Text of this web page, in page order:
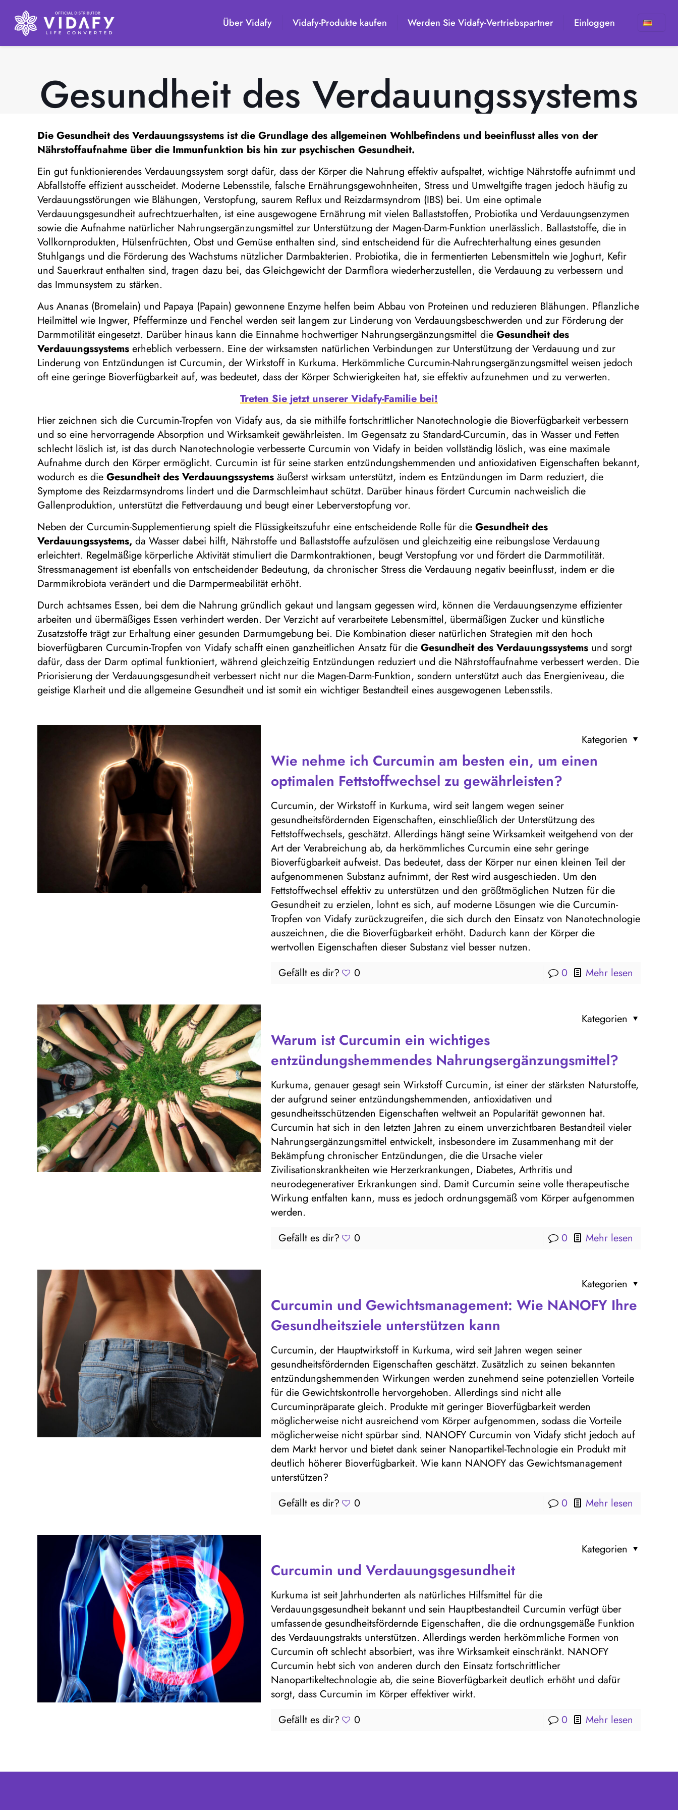
Über Vidafy Vidafy-Produkte kaufen Werden Sie Vidafy-Vertriebspartner Einloggen
Gesundheit des Verdauungssystems
DieGesundheit des Verdauungssystems ist die Grundlage des allgemeinen Wohlbefindens und beeinflusst alles von der
Nährstoffaufnahme über die Immunfunktion bis hin zur psychischen Gesundheit.
Ein gut funktionierendes Verdauungssystem sorgt dafür, dass der Körper die Nahrung effektiv aufspaltet, wichtige Nährstoffe aufnimmt und
Abfallstoffe effizient ausscheidet. Moderne Lebensstile, falsche Ernährungsgewohnheiten, Stress und Umweltgifte tragen jedoch häufig zu
Verdauungsstörungen wie Blähungen, Verstopfung, saurem Reflux und Reizdarmsyndrom (IBS) bei. Um eine optimale
Verdauungsgesundheit aufrechtzuerhalten, ist eine ausgewogene Ernährung mit vielen Ballaststoffen, Probiotika und Verdauungsenzymen
sowie die Aufnahme natürlicher Nahrungsergänzungsmittel zur Unterstützung der Magen-Darm-Funktion unerlässlich. Ballaststoffe, die in
Vollkornprodukten, Hülsenfrüchten, Obst und Gemüse enthalten sind, sind entscheidend für die Aufrechterhaltung eines gesunden
Stuhlgangs und die Förderung des Wachstums nützlicher Darmbakterien. Probiotika, die in fermentierten Lebensmitteln wie Joghurt, Kefir
und Sauerkraut enthalten sind, tragen dazu bei, das Gleichgewicht der Darmflora wiederherzustellen, die Verdauung zu verbessern und
das Immunsystem zu stärken.
Aus Ananas (Bromelain) und Papaya (Papain) gewonnene Enzyme helfen beim Abbau von Proteinen und reduzieren Blähungen. Pflanzliche
Heilmittel wie Ingwer, Pfefferminze und Fenchel werden seit langem zur Linderung von Verdauungsbeschwerden und zur Förderung der
Darmmotilität eingesetzt. Darüber hinaus kann die Einnahme hochwertiger Nahrungsergänzungsmittel dieGesundheit des
Verdauungssystems erheblich verbessern. Eine der wirksamsten natürlichen Verbindungen zur Unterstützung der Verdauung und zur
Linderung von Entzündungen ist Curcumin, der Wirkstoff in Kurkuma. Herkömmliche Curcumin-Nahrungsergänzungsmittel weisen jedoch
oft eine geringe Bioverfügbarkeit auf, was bedeutet, dass der Körper Schwierigkeiten hat, sie effektiv aufzunehmen und zu verwerten.
Treten Sie jetzt unserer Vidafy-Familie bei!
Hier zeichnen sich die Curcumin-Tropfen von Vidafy aus, da sie mithilfe fortschrittlicher Nanotechnologie die Bioverfügbarkeit verbessern
und so eine hervorragende Absorption und Wirksamkeit gewährleisten. Im Gegensatz zu Standard-Curcumin, das in Wasser und Fetten
schlecht löslich ist, ist das durch Nanotechnologie verbesserte Curcumin von Vidafy in beiden vollständig löslich, was eine maximale
Aufnahme durch den Körper ermöglicht. Curcumin ist für seine starken entzündungshemmenden und antioxidativen Eigenschaften bekannt,
wodurch es dieGesundheit des Verdauungssystems äußerst wirksam unterstützt, indem es Entzündungen im Darm reduziert, die
Symptome des Reizdarmsyndroms lindert und die Darmschleimhaut schützt. Darüber hinaus fördert Curcumin nachweislich die
Gallenproduktion, unterstützt die Fettverdauung und beugt einer Leberverstopfung vor.
Neben der Curcumin-Supplementierung spielt die Flüssigkeitszufuhr eine entscheidende Rolle für dieGesundheit des
Verdauungssystems, da Wasser dabei hilft, Nährstoffe und Ballaststoffe aufzulösen und gleichzeitig eine reibungslose Verdauung
erleichtert. Regelmäßige körperliche Aktivität stimuliert die Darmkontraktionen, beugt Verstopfung vor und fördert die Darmmotilität.
Stressmanagement ist ebenfalls von entscheidender Bedeutung, da chronischer Stress die Verdauung negativ beeinflusst, indem er die
Darmmikrobiota verändert und die Darmpermeabilität erhöht.
Durch achtsames Essen, bei dem die Nahrung gründlich gekaut und langsam gegessen wird, können die Verdauungsenzyme effizienter
arbeiten und übermäßiges Essen verhindert werden. Der Verzicht auf verarbeitete Lebensmittel, übermäßigen Zucker und künstliche
Zusatzstoffe trägt zur Erhaltung einer gesunden Darmumgebung bei. Die Kombination dieser natürlichen Strategien mit den hoch
bioverfügbaren Curcumin-Tropfen von Vidafy schafft einen ganzheitlichen Ansatz für dieGesundheit des Verdauungssystems und sorgt
dafür, dass der Darm optimal funktioniert, während gleichzeitig Entzündungen reduziert und die Nährstoffaufnahme verbessert werden. Die
Priorisierung der Verdauungsgesundheit verbessert nicht nur die Magen-Darm-Funktion, sondern unterstützt auch das Energieniveau, die
geistige Klarheit und die allgemeine Gesundheit und ist somit ein wichtiger Bestandteil eines ausgewogenen Lebensstils.
Kategorien
Wie nehme ich Curcumin am besten ein, um einen
optimalen Fettstoffwechsel zu gewährleisten?
Curcumin, der Wirkstoff in Kurkuma, wird seit langem wegen seiner
gesundheitsfördernden Eigenschaften, einschließlich der Unterstützung des
Fettstoffwechsels, geschätzt. Allerdings hängt seine Wirksamkeit weitgehend von der
Art der Verabreichung ab, da herkömmliches Curcumin eine sehr geringe
Bioverfügbarkeit aufweist. Das bedeutet, dass der Körper nur einen kleinen Teil der
aufgenommenen Substanz aufnimmt, der Rest wird ausgeschieden. Um den
Fettstoffwechsel effektiv zu unterstützen und den größtmöglichen Nutzen für die
Gesundheit zu erzielen, lohnt es sich, auf moderne Lösungen wie die Curcumin-
Tropfen von Vidafy zurückzugreifen, die sich durch den Einsatz von Nanotechnologie
auszeichnen, die die Bioverfügbarkeit erhöht. Dadurch kann der Körper die
wertvollen Eigenschaften dieser Substanz viel besser nutzen.
Gefällt es dir?
0 0 Mehr lesen
Kategorien
Warum ist Curcumin ein wichtiges
entzündungshemmendes Nahrungsergänzungsmittel?
Kurkuma, genauer gesagt sein Wirkstoff Curcumin, ist einer der stärksten Naturstoffe,
der aufgrund seiner entzündungshemmenden, antioxidativen und
gesundheitsschützenden Eigenschaften weltweit an Popularität gewonnen hat.
Curcumin hat sich in den letzten Jahren zu einem unverzichtbaren Bestandteil vieler
Nahrungsergänzungsmittel entwickelt, insbesondere im Zusammenhang mit der
Bekämpfung chronischer Entzündungen, die die Ursache vieler
Zivilisationskrankheiten wie Herzerkrankungen, Diabetes, Arthritis und
neurodegenerativer Erkrankungen sind. Damit Curcumin seine volle therapeutische
Wirkung entfalten kann, muss es jedoch ordnungsgemäß vom Körper aufgenommen
werden.
Gefällt es dir?
0 0 Mehr lesen
Kategorien
Curcumin und Gewichtsmanagement: Wie NANOFY Ihre
Gesundheitsziele unterstützen kann
Curcumin, der Hauptwirkstoff in Kurkuma, wird seit Jahren wegen seiner
gesundheitsfördernden Eigenschaften geschätzt. Zusätzlich zu seinen bekannten
entzündungshemmenden Wirkungen werden zunehmend seine potenziellen Vorteile
für die Gewichtskontrolle hervorgehoben. Allerdings sind nicht alle
Curcuminpräparate gleich. Produkte mit geringer Bioverfügbarkeit werden
möglicherweise nicht ausreichend vom Körper aufgenommen, sodass die Vorteile
möglicherweise nicht spürbar sind. NANOFY Curcumin von Vidafy sticht jedoch auf
dem Markt hervor und bietet dank seiner Nanopartikel-Technologie ein Produkt mit
deutlich höherer Bioverfügbarkeit. Wie kann NANOFY das Gewichtsmanagement
unterstützen?
Gefällt es dir?
0 0 Mehr lesen
Kategorien
Curcumin und Verdauungsgesundheit
Kurkuma ist seit Jahrhunderten als natürliches Hilfsmittel für die
Verdauungsgesundheit bekannt und sein Hauptbestandteil Curcumin verfügt über
umfassende gesundheitsfördernde Eigenschaften, die die ordnungsgemäße Funktion
des Verdauungstrakts unterstützen. Allerdings werden herkömmliche Formen von
Curcumin oft schlecht absorbiert, was ihre Wirksamkeit einschränkt. NANOFY
Curcumin hebt sich von anderen durch den Einsatz fortschrittlicher
Nanopartikeltechnologie ab, die seine Bioverfügbarkeit deutlich erhöht und dafür
sorgt, dass Curcumin im Körper effektiver wirkt.
Gefällt es dir?
0 0 Mehr lesen